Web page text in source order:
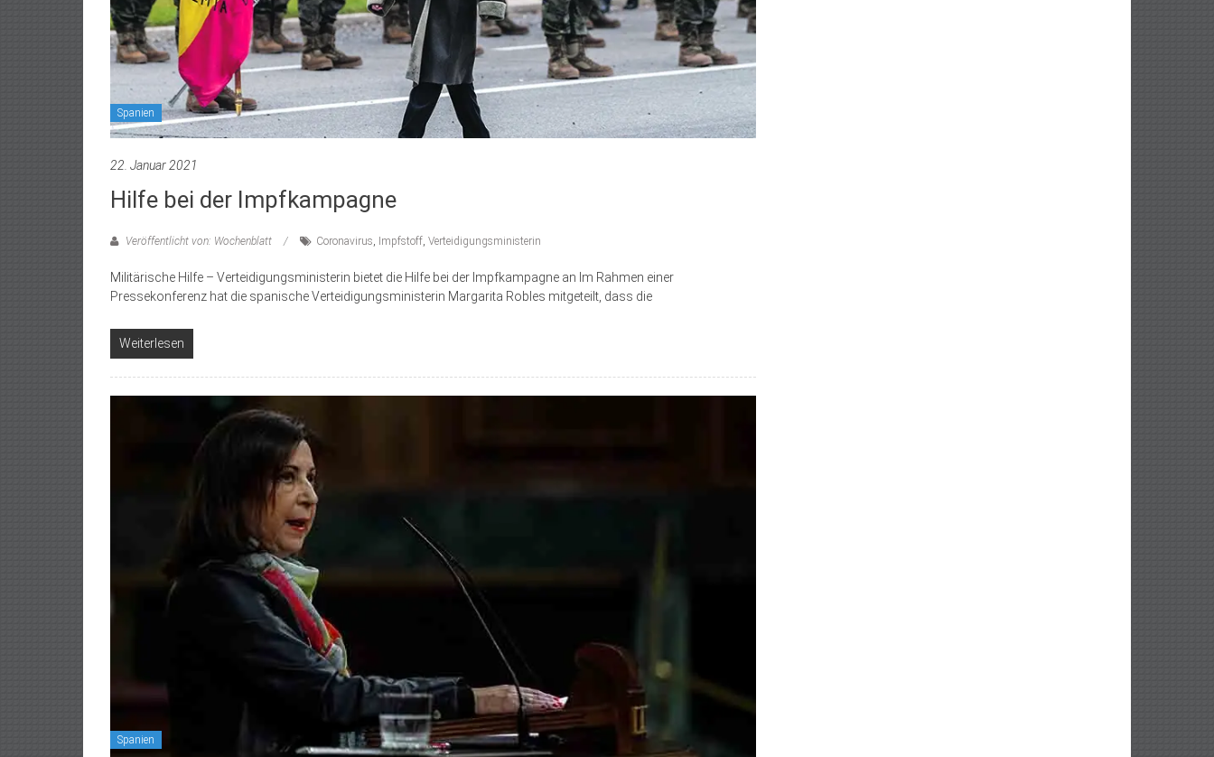
Spanien
22. Januar 2021
Hilfe bei der Impfkampagne
Veröffentlicht von: Wochenblatt Coronavirus, Impfstoff, Verteidigungsministerin
Militärische Hilfe – Verteidigungsministerin bietet die Hilfe bei der Impfkampagne an Im Rahmen einer
Pressekonferenz hat die spanische Verteidigungsministerin Margarita Robles mitgeteilt, dass die
Weiterlesen
Spanien